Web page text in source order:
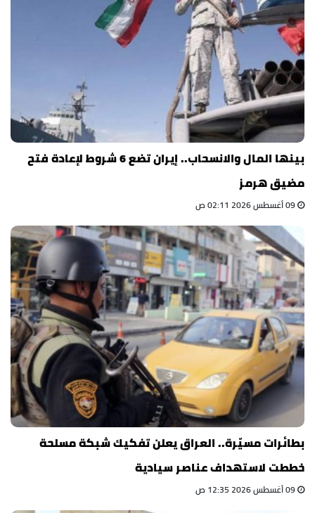
بينها المال والانسحاب.. إيران تضع 6 شروط لإعادة فتح
مضيق هرمز
بطائرات مسيّرة.. العراق يعلن تفكيك شبكة مسلحة
خططت لاستهداف عناصر سيادية